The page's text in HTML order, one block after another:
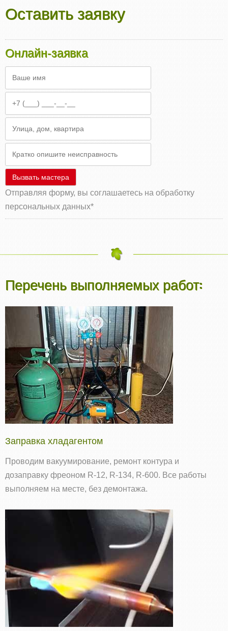
Оставить заявку
Онлайн‑заявка
Вызвать мастера
Отправляя форму, вы соглашаетесь на обработку
персональных данных*
Перечень выполняемых работ:
Заправка хладагентом
Проводим вакуумирование, ремонт контура и
дозаправку фреоном R‑12, R‑134, R‑600. Все работы
выполняем на месте, без демонтажа.